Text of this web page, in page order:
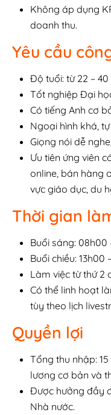
Không áp dụng
doanh thu.
Yêu cầu
Độ tuổi: từ 22 – 40
Tốt nghiệp Đại
Có tiếng Anh cơ
Ngoại hình khá,
Giọng nói dễ
Ưu tiên ứng viên
online, bán hàng
vực giáo dục, du
Thời gian
Buổi sáng: 08h00
Buổi chiều: 13h00
Làm việc từ thứ 2
Có thể linh hoạt
tùy theo lịch
Quyền lợi
Tổng thu nhập:
lương cơ bản và
Được hưởng đầy
Nhà nước.